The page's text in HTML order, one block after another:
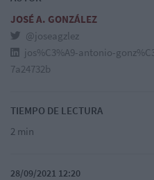
JOSÉ A. GONZÁLEZ
@joseagzlez
jos%C3%A9-antonio-
7a24732b
TIEMPO DE LECTURA
2 min
28/09/2021 12:20